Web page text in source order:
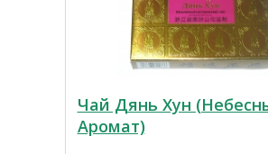
Чай Дянь Хун
Аромат)